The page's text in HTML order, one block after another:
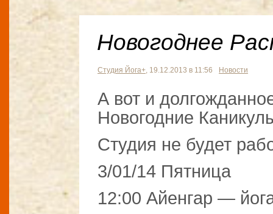
Новогоднее
Студия Йога+ , 19.12.2013 в 11:56 Новости
А вот и
Новогодние
Студия не будет
3/01/14 Пятница
12:00 Айенгар —